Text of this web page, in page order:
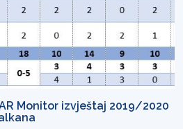
Monitor izvještaj 2019/2020